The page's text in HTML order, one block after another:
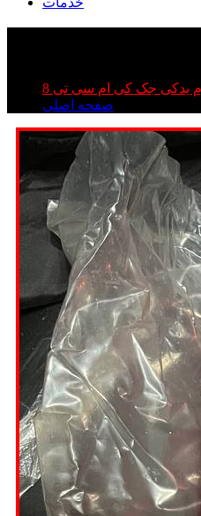
یدکی جک کی ام سی تی 8
صفحه اصلی